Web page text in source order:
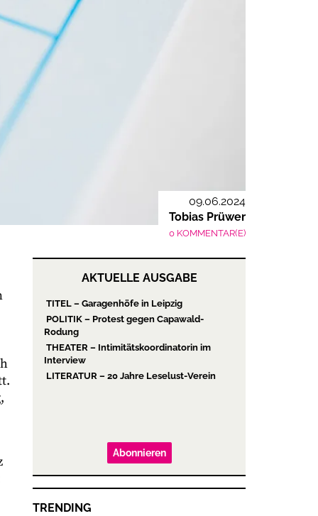
09.06.2024
Tobias Prüwer
0 KOMMENTAR(E)
AKTUELLE AUSGABE
TITEL – Garagenhöfe in Leipzig
POLITIK – Protest gegen Capawald-
Rodung
THEATER – Intimitätskoordinatorin im
Interview
LITERATUR – 20 Jahre Leselust-Verein
Abonnieren
TRENDING